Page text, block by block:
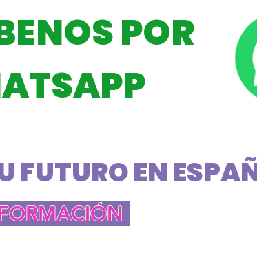
POR
FUTURO EN